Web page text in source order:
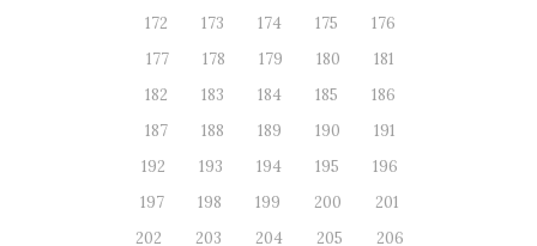
172
173 174 175
176
177
178 179 180
181
182
183 184 185
186
187
188 189 190
191
192
193 194 195
196
197
198 199 200
201
202
203 204 205
206